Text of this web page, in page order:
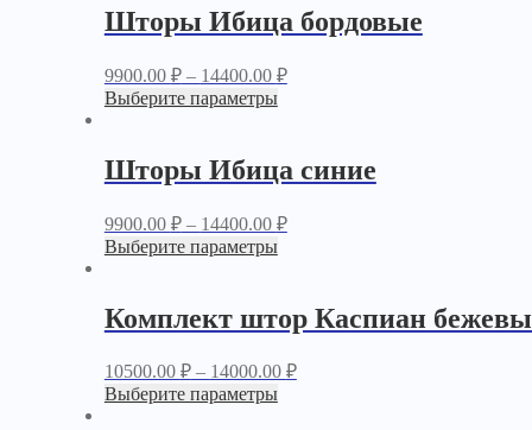
Шторы Ибица бордовые
9900.00 ₽– 14400.00 ₽
Выберите параметры
Шторы Ибица синие
9900.00 ₽– 14400.00 ₽
Выберите параметры
Комплект штор Каспиан
10500.00 ₽– 14000.00 ₽
Выберите параметры